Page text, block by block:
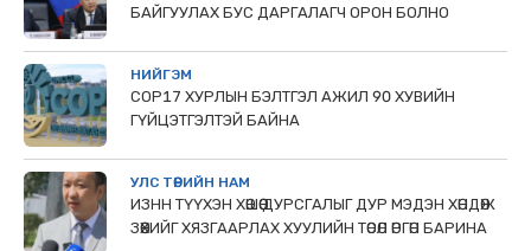
БАЙГУУЛАХ БУС ДАРГАЛАГЧ ОРОН БОЛНО
НИЙГЭМ
COP17 ХУРЛЫН БЭЛТГЭЛ АЖИЛ 90 ХУВИЙН
ГҮЙЦЭТГЭЛТЭЙ БАЙНА
УЛС ТӨРИЙН НАМ
ИЗНН ТҮҮХЭН ХӨШӨӨ ДУРСГАЛЫГ ДУР МЭДЭН ХӨНДӨЖ
ЗӨӨХИЙГ ХЯЗГААРЛАХ ХУУЛИЙН ТӨСӨЛ ӨРГӨН БАРИНА